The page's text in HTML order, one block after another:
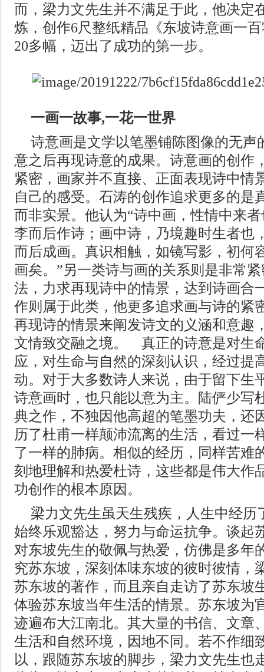
而，梁力文先生并不满足于此，他决定
炼，创作6尺整纸精品《东坡诗意画一
20多幅，迈出了成功的第一步。
一画一故事,一花一世界
诗意画是文学以笔墨铺陈图像的无声
意之后再现诗意的成果。诗意画的创作
紧密，画家并不直接、正面表现诗中情
自己的感受。石涛的创作追求更多的是
而非实景。他认为“诗中画，性情中来
李而后作诗；画中诗，乃境趣时生者也
而后成画。真识相触，如镜写影，初何
画矣。”另一类诗与画的关系则是非常
法，力求再现诗中的情景，达到诗画合
作则属于此类，他更多追求画与诗的紧
再现诗的情景来阐发诗文的义涵和意趣
文情致交融之境。 真正的诗意是对生
应，对生命与自然的深刻认识，经过提
动。对于大多数诗人来说，由于留下生
诗意画时，也只能以意为主。陆俨少写
典之作，不独因他高超的笔墨功夫，还
历了杜甫一样颠沛流离的生活，看过一
了一样的肺病。相似的经历，同样苦难
刻地理解和热爱杜诗，这些都是伟大作
功创作的根本原因。
梁力文先生虽天生残疾，人生中经历
始终乐观豁达，努力与命运抗争。谈起
对东坡先生的敬佩与热爱，仿佛是多年
究苏东坡，深刻体味东坡的彼时彼情，
苏东坡的著作，而且亲自走访了苏东坡
体验苏东坡当年生活的情景。苏东坡为
迹遍布大江南北。其大量的书信、文章
生活和自然环境，因地不同。若不作细
以，跟随苏东坡的脚步，梁力文先生也